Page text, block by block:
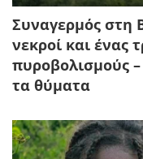
Συναγερμός στη
νεκροί και ένας
πυροβολισμούς –
τα θύματα